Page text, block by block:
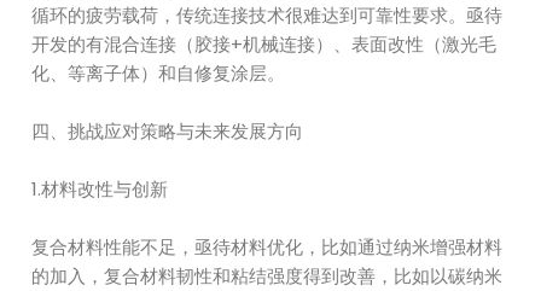
循环的疲劳载荷，传统连接技术很难达到可靠性要求。亟待
开发的有混合连接（胶接+机械连接）、表面改性（激光毛
化、等离子体）和自修复涂层。
四、挑战应对策略与未来发展方向
1.材料改性与创新
复合材料性能不足，亟待材料优化，比如通过纳米增强材料
的加入，复合材料韧性和粘结强度得到改善，比如以碳纳米